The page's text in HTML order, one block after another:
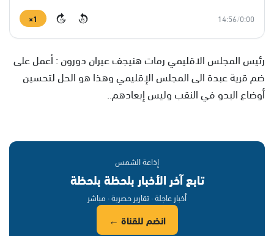
0:00
/
14:56
15
15
1×
رئيس المجلس الاقليمي رمات هنيجف عيران دورون : أعمل على
ضم قرية عبدة الى المجلس الإقليمي وهذا هو الحل لتحسين
أوضاع البدو في النقب وليس إبعادهم..
إذاعة الشمس
تابع آخر الأخبار بلحظة بلحظة
أخبار عاجلة · تقارير حصرية · مباشر
انضم للقناة ←